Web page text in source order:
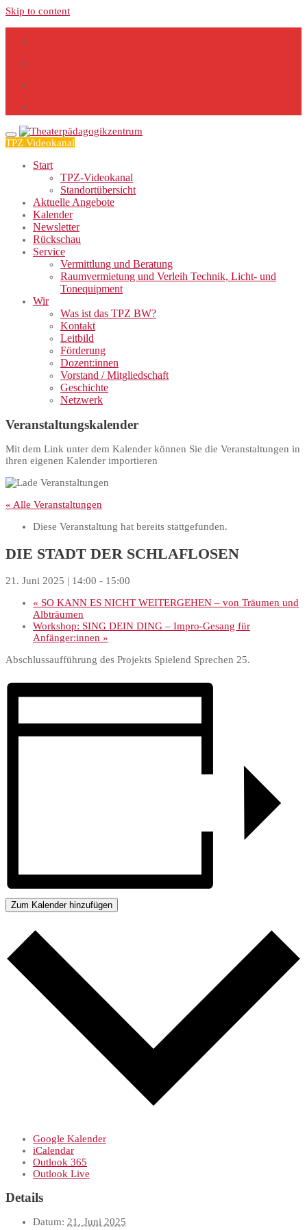
Skip to content
TPZ Videokanal
Start
TPZ-Videokanal
Standortübersicht
Aktuelle Angebote
Kalender
Newsletter
Rückschau
Service
Vermittlung und Beratung
Raumvermietung und Verleih Technik, Licht- und
Tonequipment
Wir
Was ist das TPZ BW?
Kontakt
Leitbild
Förderung
Dozent:innen
Vorstand / Mitgliedschaft
Geschichte
Netzwerk
Veranstaltungskalender
Mit dem Link unter dem Kalender können Sie die Veranstaltungen in
ihren eigenen Kalender importieren
« Alle Veranstaltungen
Diese Veranstaltung hat bereits stattgefunden.
DIE STADT DER SCHLAFLOSEN
21. Juni 2025 | 14:00 - 15:00
« SO KANN ES NICHT WEITERGEHEN – von Träumen und
Albträumen
Workshop: SING DEIN DING – Impro-Gesang für
Anfänger:innen »
Abschlussaufführung des Projekts Spielend Sprechen 25.
Zum Kalender hinzufügen
Google Kalender
iCalendar
Outlook 365
Outlook Live
Details
Datum: 21. Juni 2025